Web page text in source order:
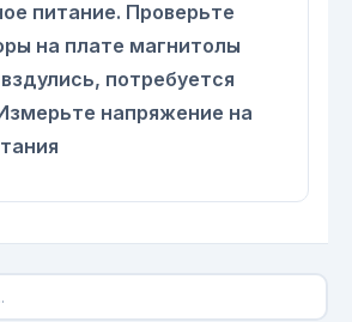
питание. Проверьте
на плате магнитолы
потребуется
напряжение на